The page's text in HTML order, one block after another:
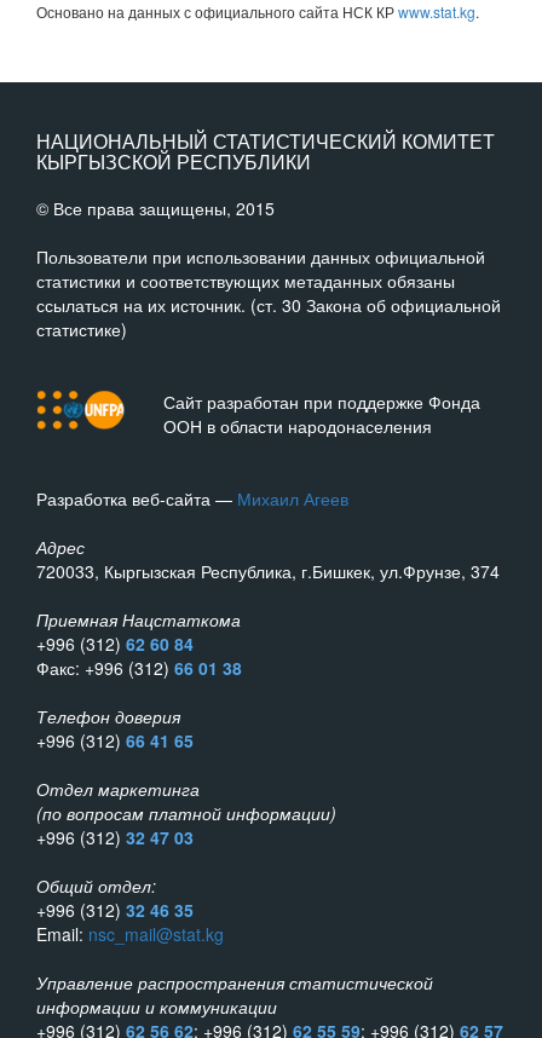
Основано на данных с официального сайта НСК КРwww.stat.kg.
НАЦИОНАЛЬНЫЙ СТАТИСТИЧЕСКИЙ КОМИТЕТ
КЫРГЫЗСКОЙ РЕСПУБЛИКИ
© Все права защищены, 2015
Пользователи при использовании данных официальной
статистики и соответствующих метаданных обязаны
ссылаться на их источник. (ст. 30 Закона об официальной
статистике)
Сайт разработан при поддержке Фонда
ООН в области народонаселения
Разработка веб-сайта — Михаил Агеев
Адрес
720033, Кыргызская Республика, г.Бишкек, ул.Фрунзе, 374
Приемная Нацстаткома
+996 (312) 62 60 84
Факс: +996 (312) 66 01 38
Телефон доверия
+996 (312) 66 41 65
Отдел маркетинга
(по вопросам платной информации)
+996 (312) 32 47 03
Общий отдел:
+996 (312) 32 46 35
Email: nsc_mail@stat.kg
Управление распространения статистической
информации и коммуникации
+996 (312) 62 56 62; +996 (312) 62 55 59; +996 (312) 62 57